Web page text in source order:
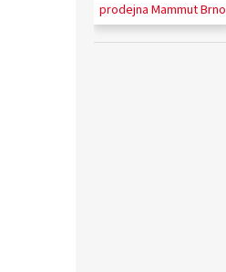
prodejna Mammut Brno